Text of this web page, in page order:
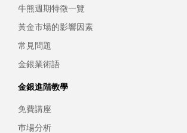
牛熊週期特徵一覽
黃金市場的影響因素
常見問題
金銀業術語
金銀進階教學
免費講座
巿場分析